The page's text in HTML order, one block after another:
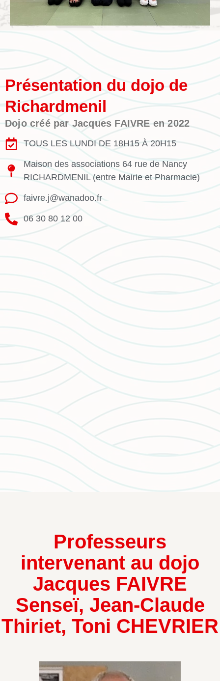
Présentation du dojo de
Richardmenil
Dojo créé par Jacques FAIVRE en2022
TOUS LES LUNDI DE 18H15 À 20H15
Maison des associations 64 rue de Nancy
RICHARDMENIL (entre Mairie et Pharmacie)
faivre.j@wanadoo.fr
06 30 80 12 00‬
Professeurs
intervenant au dojo
Jacques FAIVRE
Senseï, Jean-Claude
Thiriet, Toni CHEVRIER